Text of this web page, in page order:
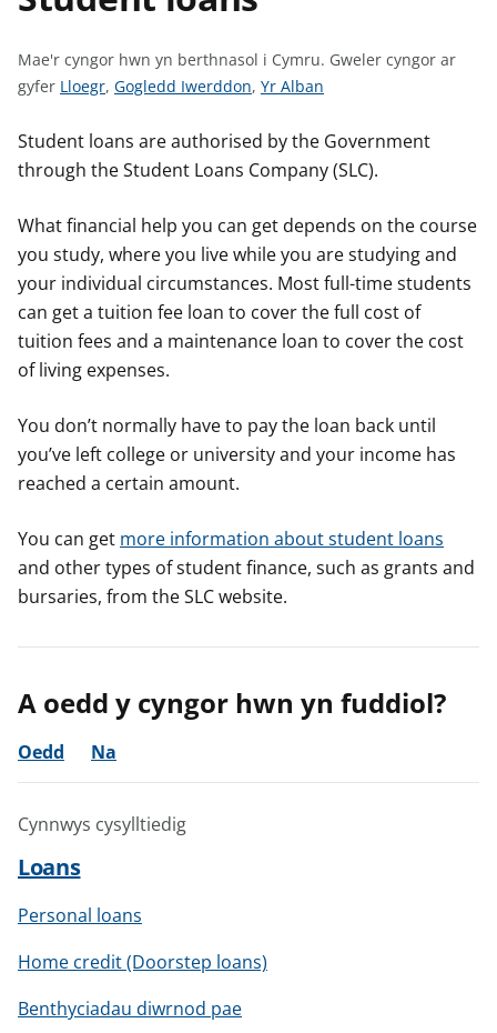
w
Mae'r cyngor hwn yn berthnasol i Cymru. Gweler cyngor ar
gyfer G
e
l
r
c
y
g
o
r
r
g
y
e
r
Lloegr, G
e
l
r
y
g
o
r
r
g
y
e
r
Gogledd Iwerddon, G
e
l
r
c
g
o
r
g
e
r
Yr Alban
Student loans are authorised by the Government
through the Student Loans Company (SLC).
What financial help you can get depends on the course
you study, where you live while you are studying and
your individual circumstances. Most full-time students
can get a tuition fee loan to cover the full cost of
tuition fees and a maintenance loan to cover the cost
of living expenses.
You don’t normally have to pay the loan back until
you’ve left college or university and your income has
reached a certain amount.
You can get more information about student loans
and other types of student finance, such as grants and
bursaries, from the SLC website.
A oedd y cyngor hwn yn fuddiol?
Oedd Na
Cynnwys cysylltiedig
Loans
Personal loans
Home credit (Doorstep loans)
Benthyciadau diwrnod pae